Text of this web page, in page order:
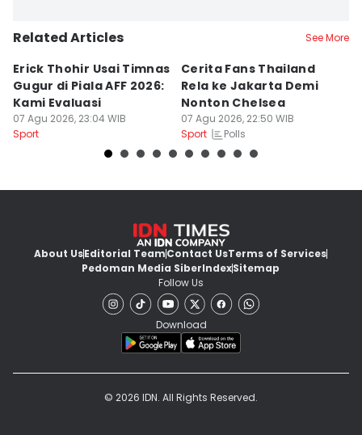
Related Articles See More
Erick Thohir Usai Timnas
Gugur di Piala AFF 2026:
Kami Evaluasi
07 Agu 2026, 23:04 WIB
Sport
Cerita Fans Thailand
Rela ke Jakarta Demi
Nonton Chelsea
07 Agu 2026, 22:50 WIB
Sport
Polls
About UsEditorial TeamContact UsTerms of Services
Pedoman Media SiberIndexSitemap
Follow Us
Download
© 2026 IDN. All Rights Reserved.